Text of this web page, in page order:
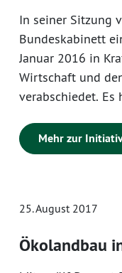
In seiner Sitzung
Bundeskabinett
Januar 2016 in
Wirtschaft und
verabschiedet. Es
ausgesprochen
ohnehin nur ein
Aufsichtsräten
die Quote von
Mehr zur
25. August 2017
Ökolandbau